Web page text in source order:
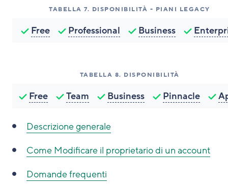
TABELLA 7. DISPONIBILITÀ - PIANI LEGACY
Free Professional Business
TABELLA 8. DISPONIBILITÀ
Free Team Business Pinnacle
Descrizione generale
Come Modificare il proprietario di un account
Domande frequenti